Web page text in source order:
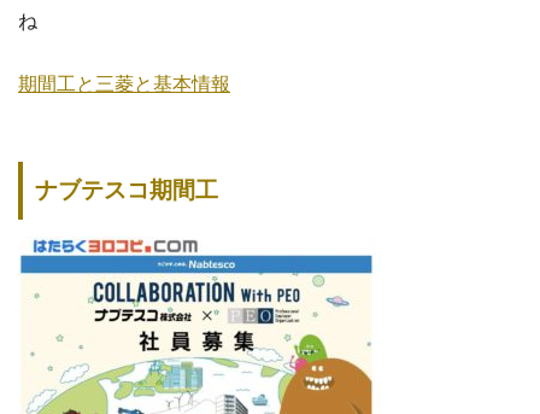
ね
期間工と三菱と基本情報
ナブテスコ期間工